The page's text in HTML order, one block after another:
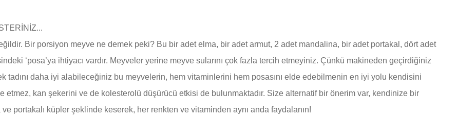
Bir porsiyon meyve ne demek peki? Bu bir adet elma, bir adet armut, 2 adet mandalina, bir adet portakal, dört adet
‘posa’ya ihtiyacı vardır. Meyveler yerine meyve sularını çok fazla tercih etmeyiniz. Çünkü makineden geçirdiğiniz
tadını daha iyi alabileceğiniz bu meyvelerin, hem vitaminlerini hem posasını elde edebilmenin en iyi yolu kendisini
etmez, kan şekerini ve de kolesterolü düşürücü etkisi de bulunmaktadır. Size alternatif bir önerim var, kendinize bir
portakalı küpler şeklinde keserek, her renkten ve vitaminden aynı anda faydalanın!